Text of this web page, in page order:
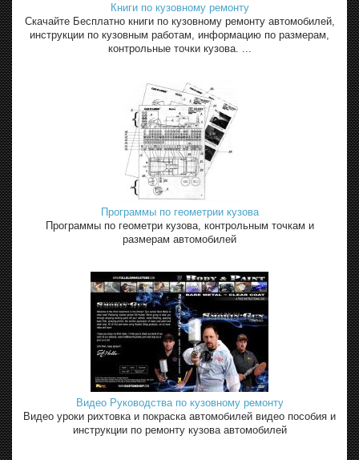
Книги по кузовному ремонту
Скачайте Бесплатно книги по кузовному ремонту автомобилей,
инструкции по кузовным работам, информацию по размерам,
контрольные точки кузова. ...
Программы по геометрии кузова
Программы по геометри кузова, контрольным точкам и
размерам автомобилей
Видео Руководства по кузовному ремонту
Видео уроки рихтовка и покраска автомобилей видео пособия и
инструкции по ремонту кузова автомобилей